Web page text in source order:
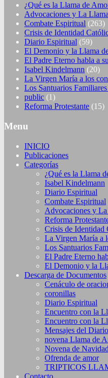
¿Qué es la Llama de
Advocaciones y La
Combate Espiritual (263)
Crisis de Identidad
Diario Espiritual (59)
El Demonio y la Llama
El Padre Eterno habla a
Isabel Kindelmann (20)
La Virgen María a los
Los Santuarios
public (1)
Reforma Protestante (15)
Menu
INICIO
Publicaciones
Categorías
¿Qué es la Llama
Isabel Kindelmann
Diario Espiritual
Combate Espiritual
Advocaciones y
Reforma
Crisis de Identidad
La Virgen María a
Los Santuarios
El Padre Eterno
El Demonio y la
Descarga de Documentos
Cenáculo de
coronillas
Diario Espiritual
Encuentro con la
Encuentro con la
Mensajes del
novena Llama de
Novena de Navidad
Ofrenda de amor
TRIPTICOS
Contacto